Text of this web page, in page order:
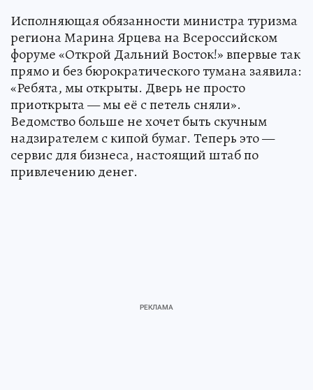
Исполняющая обязанности министра туризма
региона Марина Ярцева на Всероссийском
форуме «Открой Дальний Восток!» впервые так
прямо и без бюрократического тумана заявила:
«Ребята, мы открыты. Дверь не просто
приоткрыта — мы её с петель сняли».
Ведомство больше не хочет быть скучным
надзирателем с кипой бумаг. Теперь это —
сервис для бизнеса, настоящий штаб по
привлечению денег.